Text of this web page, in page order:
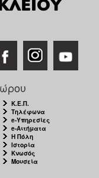
Κ.Ε.Π.
Τηλέφωνα
e-Υπηρεσίες
e-Αιτήματα
Η Πόλη
Ιστορία
Κνωσός
Μουσεία